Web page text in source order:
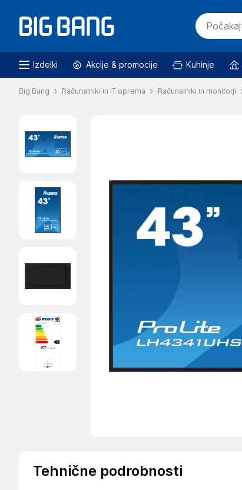
Izdelki Akcije & promocije Kuhinje
Big Bang Računalniki in IT oprema Računalniki in monitorji
Tehnične podrobnosti